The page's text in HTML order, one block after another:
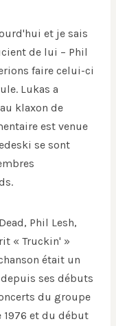
et je sais
de lui – Phil
faire celui-ci
Lukas a
klaxon de
est venue
se sont
Phil Lesh,
« Truckin' »
était un
ses débuts
du groupe
1976 et du début